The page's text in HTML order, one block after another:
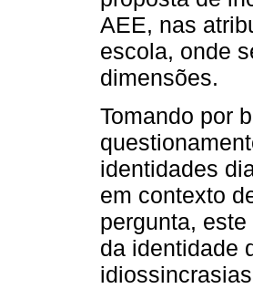
AEE, nas
escola, onde
dimensões.
Tomando por
identidades
em contexto
pergunta,
da identidade